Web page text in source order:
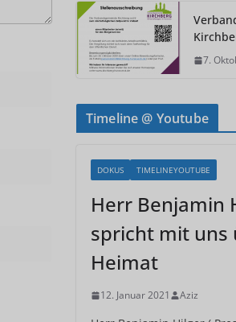
7.
Timeline @ Youtube
DOKUS TIMELINEYOUTUBE
Herr Benjamin
spricht mit uns
Heimat
12. Januar 2021 Aziz